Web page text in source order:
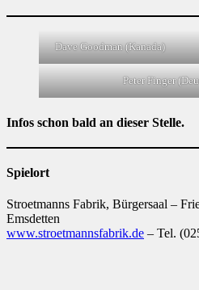
Dave Goodman (Kanada)
Peter Finger
Infos schon bald an dieser Stelle.
Spielort
Stroetmanns Fabrik, Bürgersaal –
Emsdetten
www.stroetmannsfabrik.de – Tel.